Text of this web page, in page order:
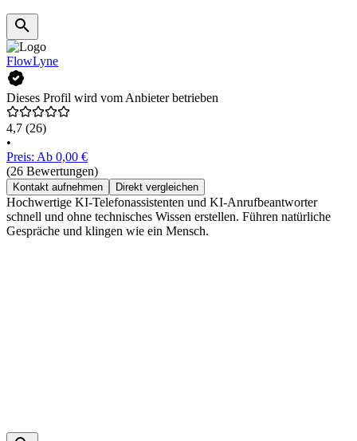
FlowLyne
Dieses Profil wird vom Anbieter betrieben
4,7 (26)
•
Preis: Ab 0,00 €
(26 Bewertungen)
Kontakt aufnehmen Direkt vergleichen
Hochwertige KI-Telefonassistenten und KI-Anrufbeantworter
schnell und ohne technisches Wissen erstellen. Führen natürliche
Gespräche und klingen wie ein Mensch.